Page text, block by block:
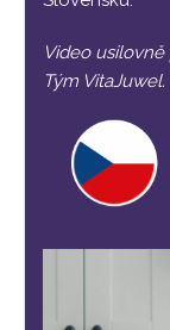
Video
Tým VitaJuwel.